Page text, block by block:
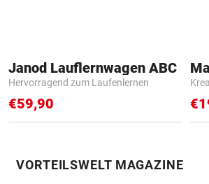
Janod Lauflernwagen ABC
Hervorragend zum Laufenlernen
€59,90
VORTEILSWELT MAGAZINE